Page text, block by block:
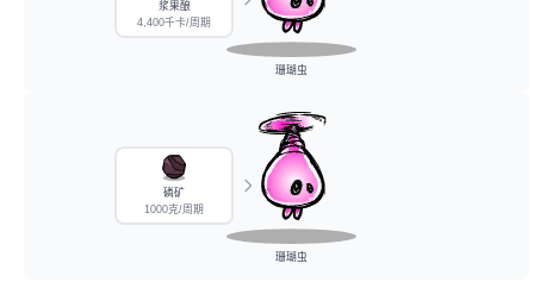
浆果酿
4,400千卡/周期
珊瑚虫
磷矿
1000克/周期
珊瑚虫